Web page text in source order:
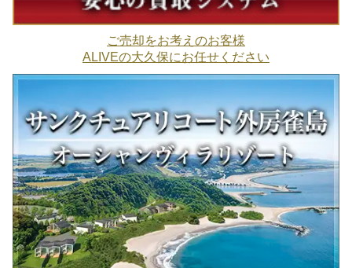
ご売却をお考えのお客様
ALIVEの大久保にお任せください